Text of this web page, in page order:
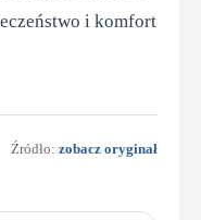
i komfort
Źródło: zobacz oryginał